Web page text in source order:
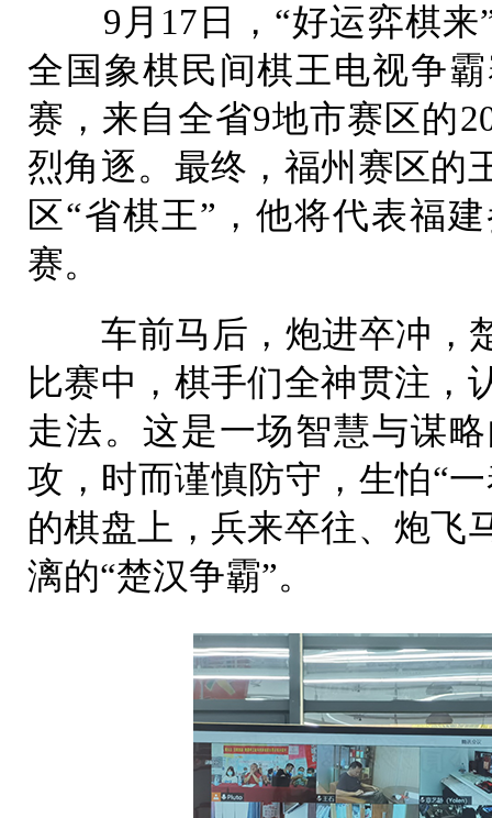
9月17日，“好运弈棋来
全国象棋民间棋王电视争
赛，来自全省9地市赛区的
烈角逐。最终，福州赛区的
区“省棋王”，他将代表福
赛。
车前马后，炮进卒冲，
比赛中，棋手们全神贯注，
走法。这是一场智慧与谋
攻，时而谨慎防守，生怕“
的棋盘上，兵来卒往、炮飞
漓的“楚汉争霸”。